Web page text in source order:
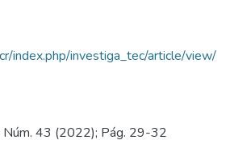
index.php/investiga_tec/article/view/
Núm. 43 (2022); Pág. 29-32